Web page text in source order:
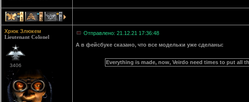
1 3 1
Хрюк Злюкем
Lieutenant Colonel
3406
Отправлено: 21.12.21 17:36:48
А в фейсбуке сказано, что все модельки уже сделаны:
Everything is made, now, Veirdo need times to put all